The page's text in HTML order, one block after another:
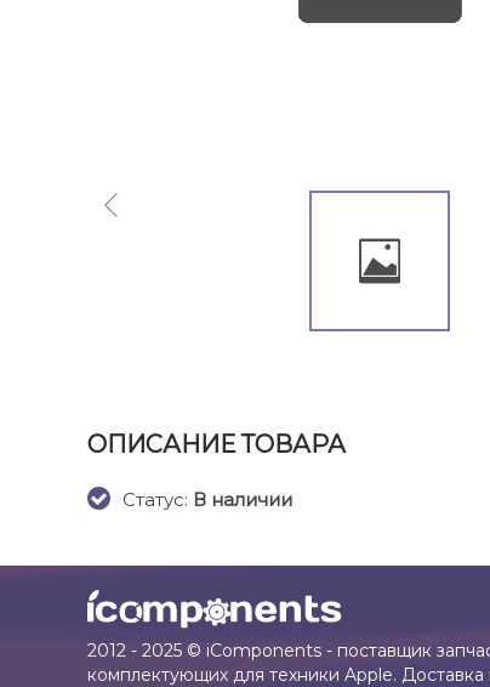
ОПИСАНИЕ ТОВАРА
Cтатус: В наличии
2012 - 2025 © iComponents - поставщик
комплектующих для техники Apple.